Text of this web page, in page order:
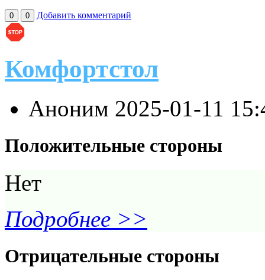
0 0 Добавить комментарий
Комфортстол
Аноним 2025-01-11
Положительные стороны
Нет
Подробнее >>
Отрицательные стороны